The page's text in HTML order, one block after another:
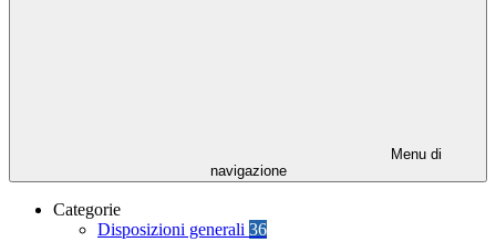
Menu di
navigazione
Categorie
Disposizioni generali 36